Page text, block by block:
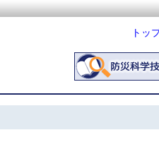
トッ